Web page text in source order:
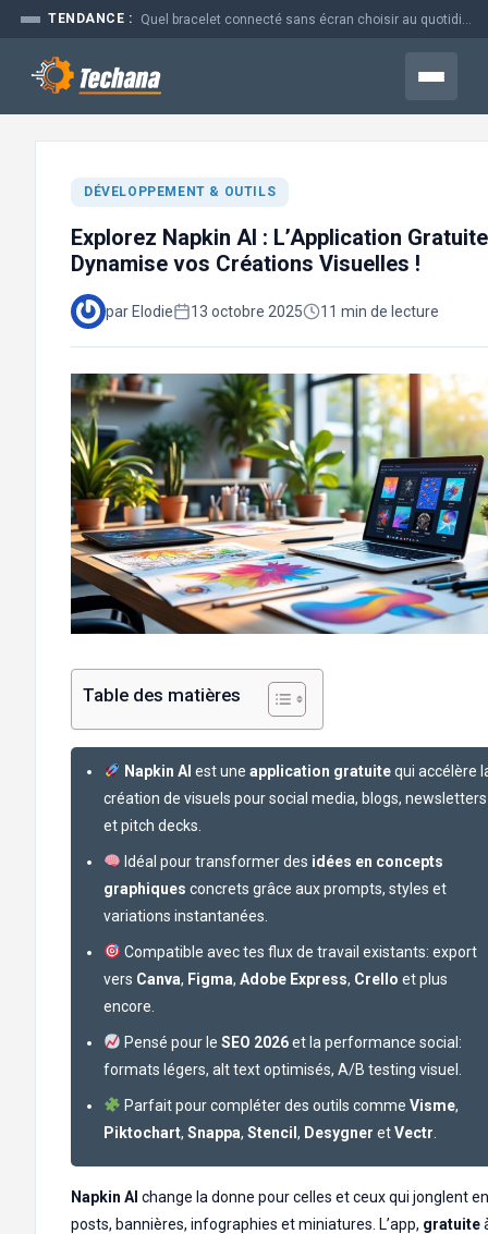
Aller
contenu
TENDANCE :
Menu
DÉVELOPPEMENT & OUTILS
Explorez Napkin AI : L’Application
Dynamise vos Créations Visuelles !
par Elodie 13 octobre 2025 11 min de lecture
Table des matières
Napkin AI est une application gratuitequi accélère
création de visuels pour social media, blogs, newsletters
et pitch decks.
Idéal pour transformer des idées en concepts
graphiques concrets grâce aux prompts, styles et
variations instantanées.
Compatible avec tes flux de travail existants: export
vers Canva, Figma, Adobe Express, Crello et plus
encore.
Pensé pour le SEO 2026et la performance social:
formats légers, alt text optimisés, A/B testing visuel.
Parfait pour compléter des outils comme Visme,
Piktochart, Snappa, Stencil , Desygner etVectr
Napkin AI change la donne pour celles et ceux qui jonglent
posts, bannières, infographies et miniatures. L’app, gratuite